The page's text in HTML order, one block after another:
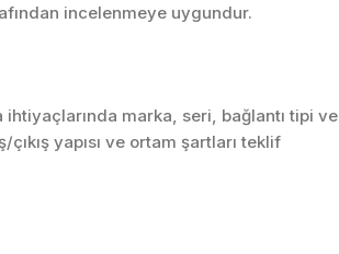
Proses Otomasyonu
Otomasyon Sistemleri
Tasarımı
incelenmeye uygundur.
marka, seri, bağlantı tipi ve
yapısı ve ortam şartları teklif